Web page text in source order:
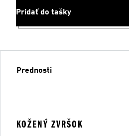
Pridať do tašky
Prednosti
KOŽENÝ ZVRŠOK